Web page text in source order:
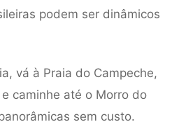
podem ser dinâmicos
vá à Praia do Campeche,
caminhe até o Morro do
sem custo.